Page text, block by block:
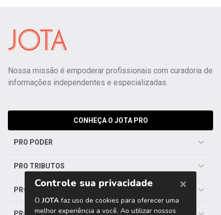
Nossa missão é empoderar profissionais com curadoria de
informações independentes e especializadas.
CONHEÇA O JOTA PRO
PRO PODER
PRO TRIBUTOS
PRO TRABALHISTA